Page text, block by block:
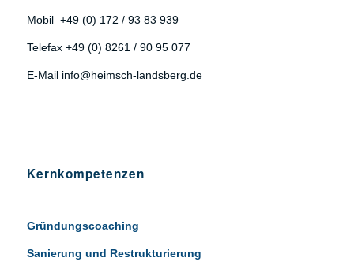
Mobil +49 (0) 172 / 93 83 939
Telefax +49 (0) 8261 / 90 95 077
E-Mail info@heimsch-landsberg.de
Kernkompetenzen
Gründungscoaching
Sanierung und Restrukturierung